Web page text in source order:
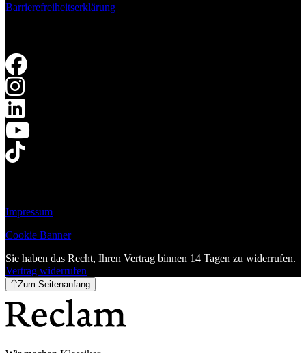
Barrierefreiheitserklärung
Impressum
Cookie Banner
Sie haben das Recht, Ihren Vertrag binnen 14 Tagen zu widerrufen.
Vertrag widerrufen
Zum Seitenanfang